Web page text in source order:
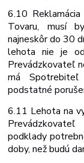
6.10
Tovaru, musí
najneskôr do 30
lehota nie je
Prevádzkovateľ
má
podstatné
6.11 Lehota na
podklady
doby, než budú